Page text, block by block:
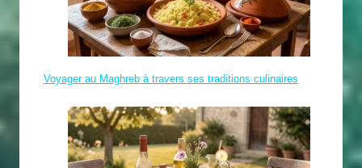
Voyager au Maghreb à travers ses traditions culinaires